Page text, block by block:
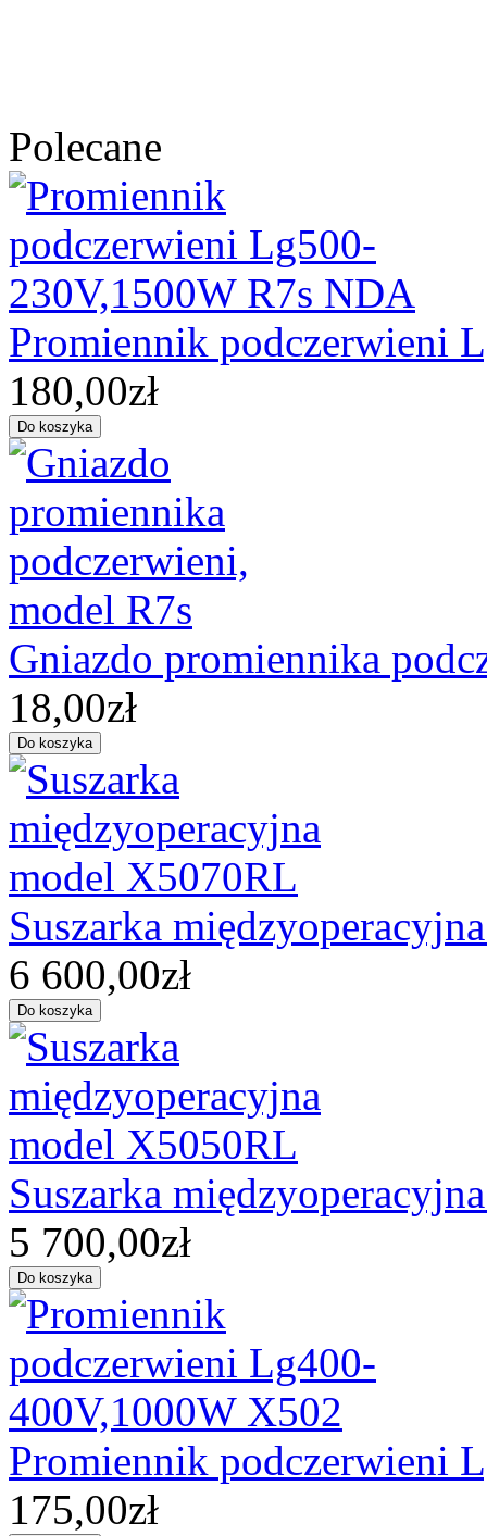
Polecane
Promiennik podczerwieni
180,00zł
Gniazdo promiennika
18,00zł
Suszarka
6 600,00zł
Suszarka
5 700,00zł
Promiennik podczerwieni
175,00zł